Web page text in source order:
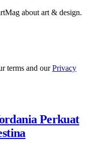
about art & design.
terms and ourPrivacy
Perkuat